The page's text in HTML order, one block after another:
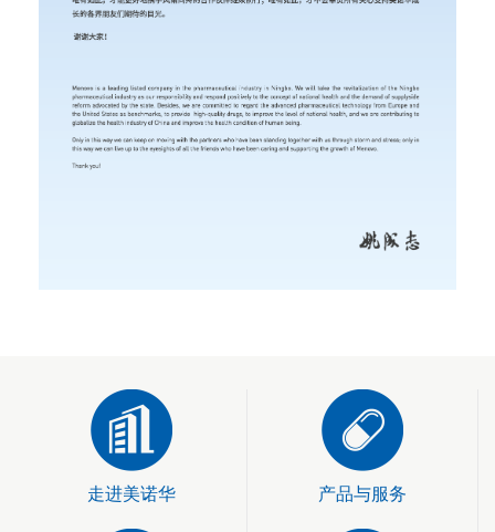
走进美诺华 产品与服务